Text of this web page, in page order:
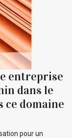
entreprise
dans le
ce domaine
pour un